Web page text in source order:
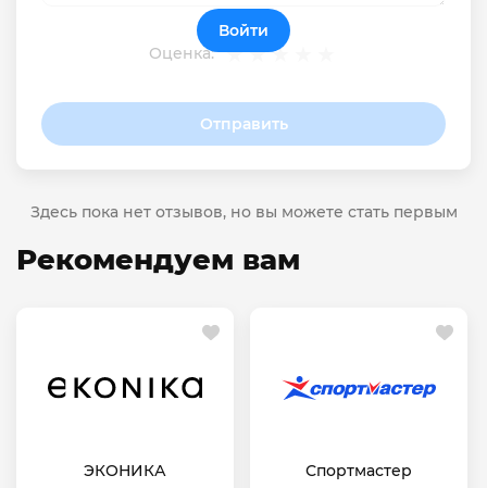
Оценка:
Отправить
Войти
Здесь пока нет отзывов, но вы можете стать первым
Рекомендуем вам
ЭКОНИКА Спортмастер